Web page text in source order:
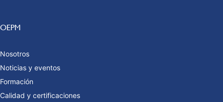
OEPM
Nosotros
Noticias y eventos
Formación
Calidad y certificaciones